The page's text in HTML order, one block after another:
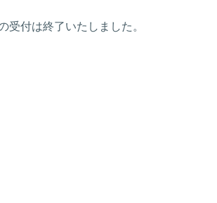
受付は終了いたしました。